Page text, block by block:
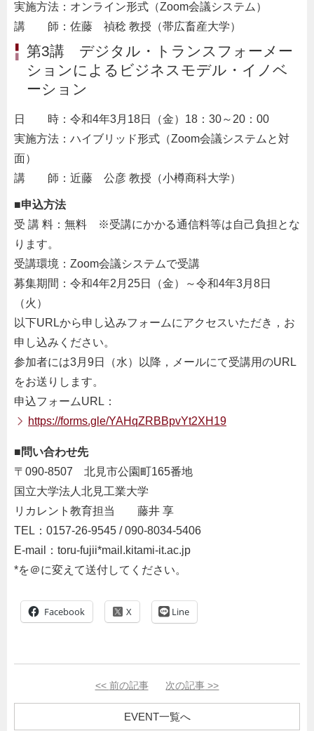
実施方法：オンライン形式（Zoom会議システム）
講 師：佐藤 禎稔 教授（帯広畜産大学）
第3講 デジタル・トランスフォーメー
ションによるビジネスモデル・イノベ
ーション
日 時：令和4年3月18日（金）18：30～20：00
実施方法：ハイブリッド形式（Zoom会議システムと対
面）
講 師：近藤 公彦 教授（小樽商科大学）
■申込方法
受 講 料：無料 ※受講にかかる通信料等は自己負担とな
ります。
受講環境：Zoom会議システムで受講
募集期間：令和4年2月25日（金）～令和4年3月8日
（火）
以下URLから申し込みフォームにアクセスいただき，お
申し込みください。
参加者には3月9日（水）以降，メールにて受講用のURL
をお送りします。
申込フォームURL：
https://forms.gle/YAHqZRBBpvYt2XH19
■問い合わせ先
〒090-8507 北見市公園町165番地
国立大学法人北見工業大学
リカレント教育担当 藤井 享
TEL：0157-26-9545 / 090-8034-5406
E-mail：toru-fujii*mail.kitami-it.ac.jp
*を＠に変えて送付してください。
Facebook Line
<< 前の記事 次の記事 >>
EVENT一覧へ